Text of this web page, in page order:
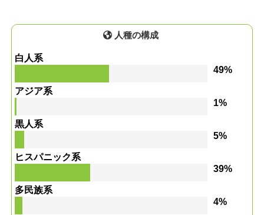
人種の構成
白人系
49%
アジア系
1%
黒人系
5%
ヒスパニック系
39%
多民族系
4%